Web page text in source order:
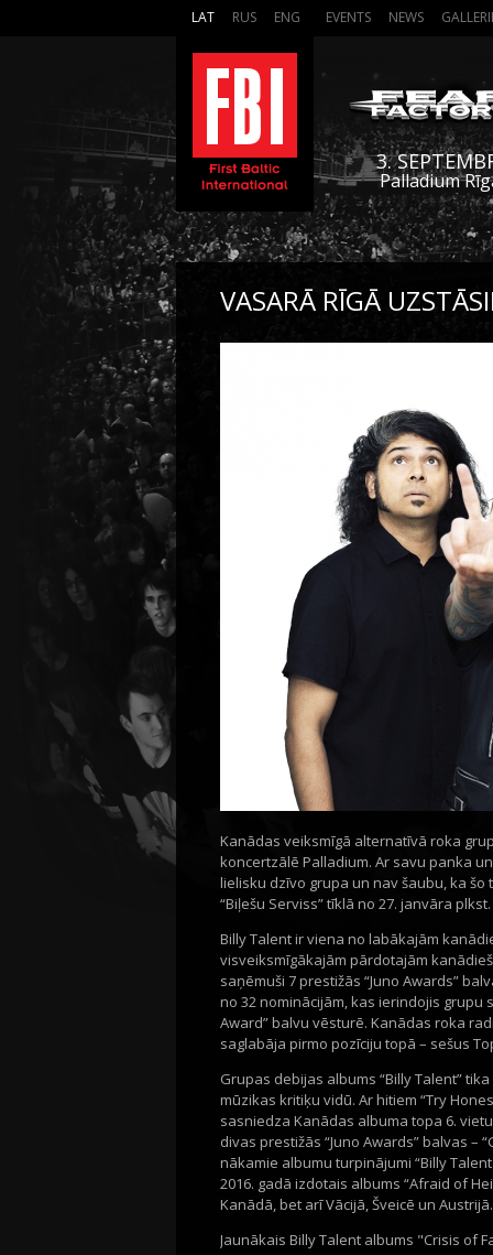
LAT RUS ENG EVENTS NEWS
3.
Palladium
VASARĀ RĪGĀ
Kanādas veiksmīgā alternatīvā roka
koncertzālē Palladium. Ar savu panka
lielisku dzīvo grupa un nav šaubu, ka
“Biļešu Serviss” tīklā no 27. janvāra plkst.
Billy Talent ir viena no labākajām
visveiksmīgākajām pārdotajām
saņēmuši 7 prestižās “Juno Awards”
no 32 nominācijām, kas ierindojis grupu
Award” balvu vēsturē. Kanādas roka
saglabāja pirmo pozīciju topā – sešus
Grupas debijas albums “Billy Talent”
mūzikas kritiķu vidū. Ar hitiem “Try
sasniedza Kanādas albuma topa 6.
divas prestižās “Juno Awards” balvas –
nākamie albumu turpinājumi “Billy
2016. gadā izdotais albums “Afraid of
Kanādā, bet arī Vācijā, Šveicē un
Jaunākais Billy Talent albums "Crisis of